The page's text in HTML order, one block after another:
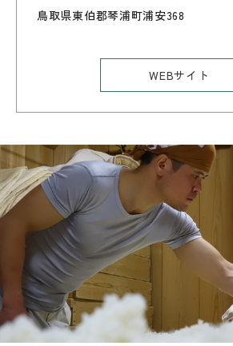
鳥取県東伯郡琴浦町浦安368
WEBサイト